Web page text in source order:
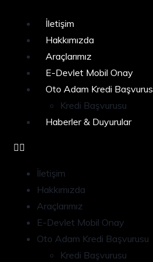
İletişim
Hakkımızda
Araçlarımız
E-Devlet Mobil Onay
Oto Adam Kredi
Kredi Başvurusu
Haberler & Duyurular
İletişim
Hakkımızda
Araçlarımız
E-Devlet Mobil Onay
Oto Adam Kredi Başvurusu
Kredi Başvurusu